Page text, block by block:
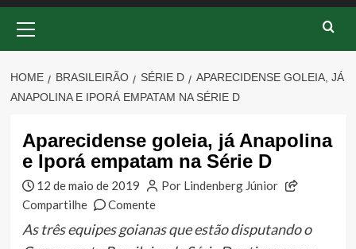
Menu
HOME BRASILEIRÃO SÉRIE D
APARECIDENSE GOLEIA, JÁ
ANAPOLINA E IPORÁ EMPATAM NA SÉRIE D
Aparecidense goleia, já Anapolina
e Iporá empatam na Série D
12 de maio de 2019
Por Lindenberg Júnior
Compartilhe
Comente
As três equipes goianas que estão disputando o